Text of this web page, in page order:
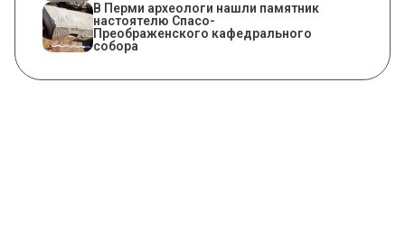
​В Перми археологи нашли памятник
настоятелю Спасо-
Преображенского кафедрального
собора